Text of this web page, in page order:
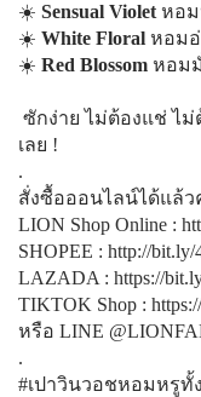
☀️ Sensual Violet หอม
☀️ White Floral หอม
☀️ Red Blossom หอม
ซักง่าย ไม่ต้องแช่ ไ
เลย !
.
สั่งซื้อออนไลน์ได้แล้ว
LION Shop Online :
SHOPEE : http://bit.ly/
LAZADA : https://
TIKTOK Shop :
หรือ LINE
.
#เปาวินวอชหอมหรู